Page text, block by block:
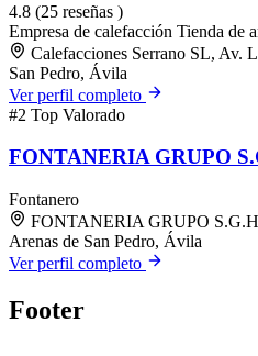
4.8 (25 reseñas )
Empresa de calefacción Tienda de
Calefacciones Serrano SL, Av.
San Pedro, Ávila
Ver perfil completo
#2 Top Valorado
FONTANERIA GRUPO
Fontanero
FONTANERIA GRUPO
Arenas de San Pedro, Ávila
Ver perfil completo
Footer